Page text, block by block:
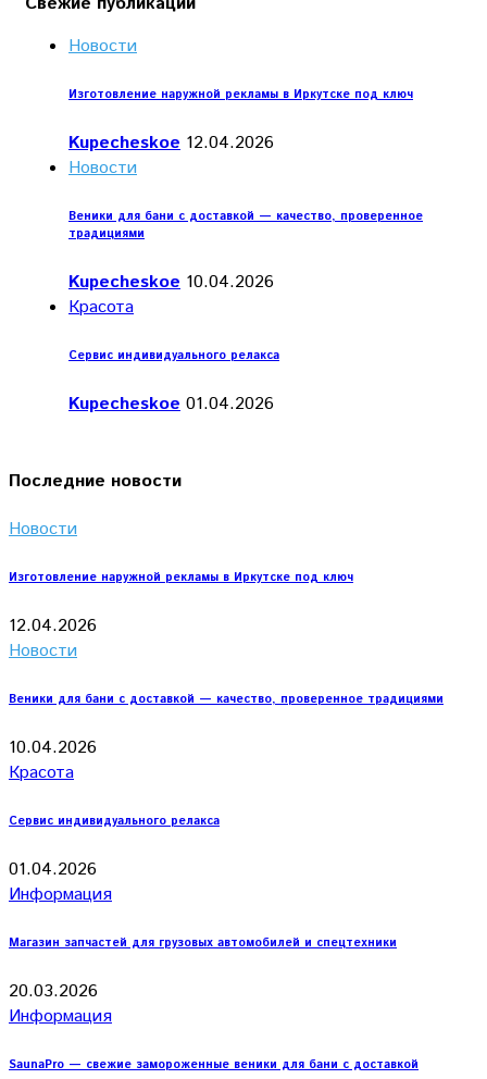
Новости
Изготовление наружной рекламы в Иркутске под ключ
Kupecheskoe 12.04.2026
Новости
Веники для бани с доставкой — качество, проверенное
традициями
Kupecheskoe 10.04.2026
Красота
Сервис индивидуального релакса
Kupecheskoe 01.04.2026
Последние новости
Новости
Изготовление наружной рекламы в Иркутске под ключ
12.04.2026
Новости
Веники для бани с доставкой — качество, проверенное традициями
10.04.2026
Красота
Сервис индивидуального релакса
01.04.2026
Информация
Магазин запчастей для грузовых автомобилей и спецтехники
20.03.2026
Информация
SaunaPro — свежие замороженные веники для бани с доставкой